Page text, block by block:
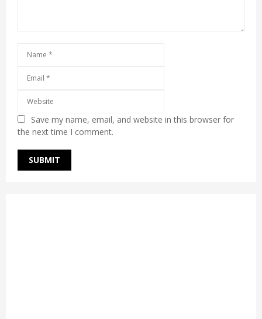
Save my name, email, and website in this browser for
the next time I comment.